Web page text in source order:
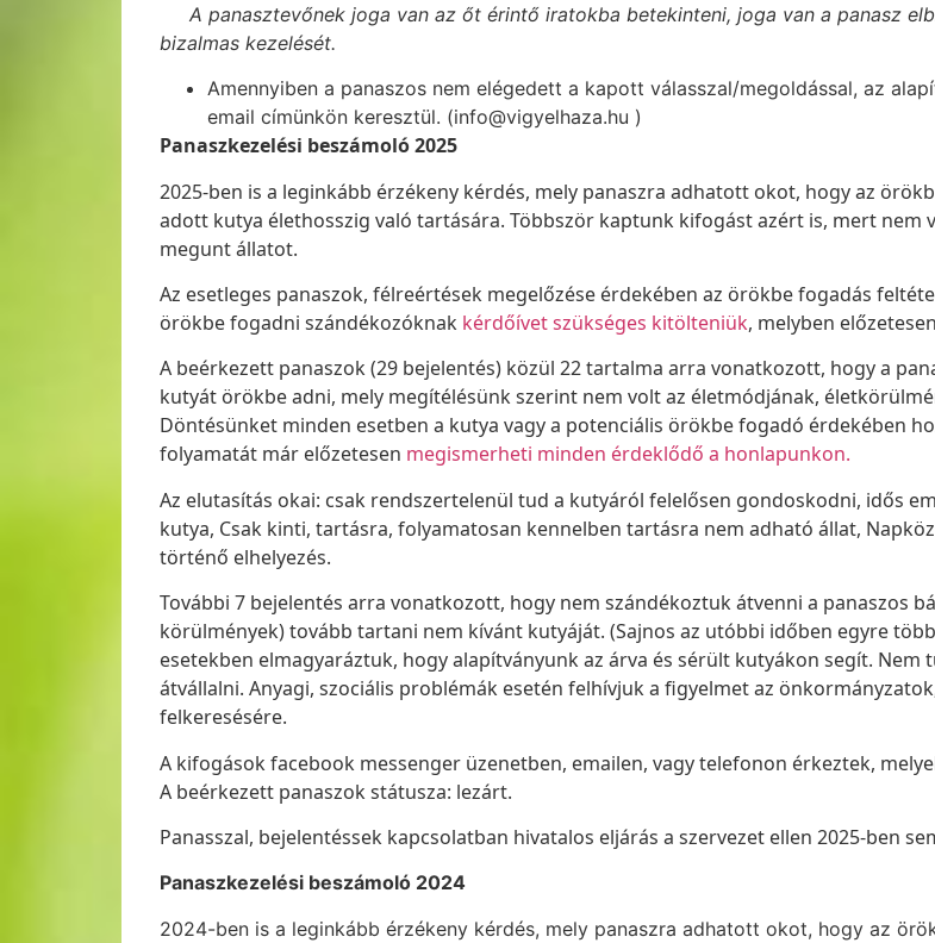
A panasztevőnek joga van az őt érintő iratokba betekinteni, joga van a panasz
bizalmas kezelését.
Amennyiben a panaszos nem elégedett a kapott válasszal/megoldással, az
email címünkön keresztül. (info@vigyelhaza.hu )
Panaszkezelési beszámoló 2025
2025-ben is a leginkább érzékeny kérdés, mely panaszra adhatott okot, hogy az
adott kutya élethosszig való tartására. Többször kaptunk kifogást azért is, mert nem
megunt állatot.
Az esetleges panaszok, félreértések megelőzése érdekében az örökbe fogadás
örökbe fogadni szándékozóknak kérdőívet szükséges kitölteniük, melyben
A beérkezett panaszok (29 bejelentés) közül 22 tartalma arra vonatkozott, hogy a
kutyát örökbe adni, mely megítélésünk szerint nem volt az életmódjának,
Döntésünket minden esetben a kutya vagy a potenciális örökbe fogadó érdekében
folyamatát már előzetesen megismerheti minden érdeklődő a honlapunkon.
Az elutasítás okai: csak rendszertelenül tud a kutyáról felelősen gondoskodni, idős
kutya, Csak kinti, tartásra, folyamatosan kennelben tartásra nem adható állat,
történő elhelyezés.
További 7 bejelentés arra vonatkozott, hogy nem szándékoztuk átvenni a panaszos
körülmények) tovább tartani nem kívánt kutyáját. (Sajnos az utóbbi időben egyre
esetekben elmagyaráztuk, hogy alapítványunk az árva és sérült kutyákon segít. Nem
átvállalni. Anyagi, szociális problémák esetén felhívjuk a figyelmet az
felkeresésére.
A kifogások facebook messenger üzenetben, emailen, vagy telefonon érkeztek,
A beérkezett panaszok státusza: lezárt.
Panasszal, bejelentéssek kapcsolatban hivatalos eljárás a szervezet ellen 2025-ben
Panaszkezelési beszámoló 2024
2024-ben is a leginkább érzékeny kérdés, mely panaszra adhatott okot, hogy az